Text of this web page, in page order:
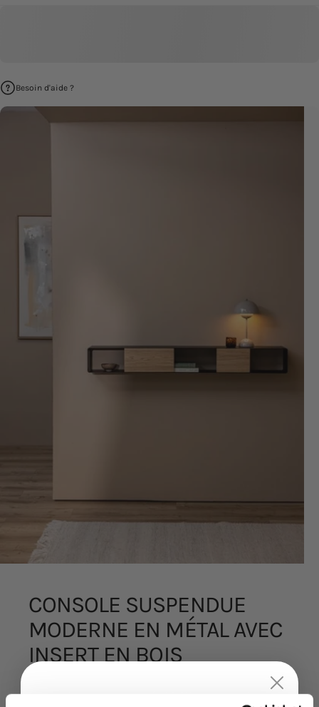
Besoin d'aide ?
CONSOLE SUSPENDUE
MODERNE EN MÉTAL AVEC
INSERTENBOIS